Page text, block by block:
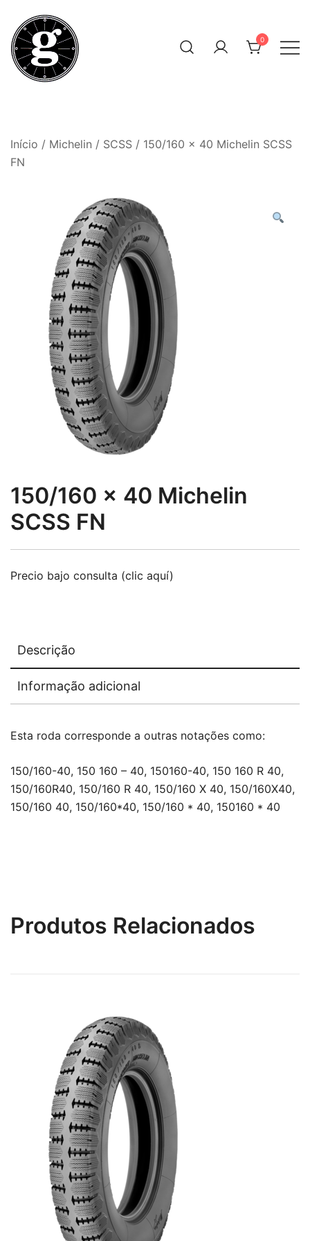
content
0
Início / Michelin / SCSS / 150/160 x 40 Michelin SCSS
FN
150/160 x 40 Michelin
SCSS FN
Precio bajo consulta (clic aquí)
Descrição
Informação adicional
Esta roda corresponde a outras notações como:
150/160-40, 150 160 – 40, 150160-40, 150 160 R 40,
150/160R40, 150/160 R 40, 150/160 X 40, 150/160X40,
150/160 40, 150/160*40, 150/160 * 40, 150160 * 40
Produtos Relacionados